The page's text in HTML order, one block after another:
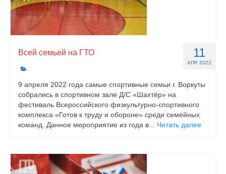
11
АПР 2022
Всей семьей на ГТО
9 апреля 2022 года самые спортивные семьи г. Воркуты
собрались в спортивном зале Д/С «Шахтёр» на
фестиваль Всероссийского физкультурно-спортивного
комплекса «Готов к труду и обороне» среди семейных
команд. Данное мероприятие из года в... Читать далее